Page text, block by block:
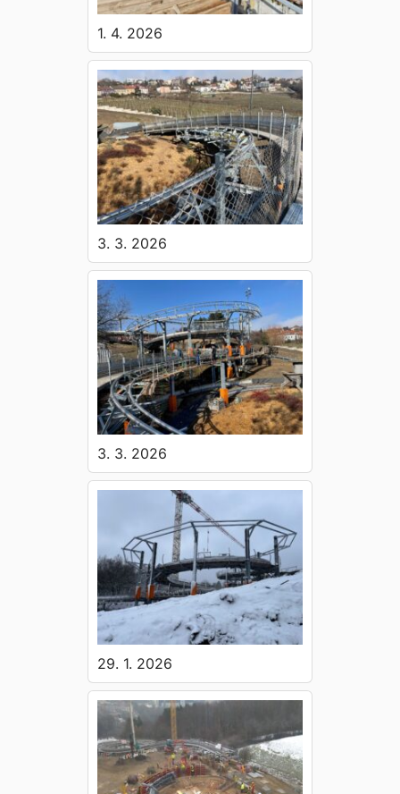
1. 4. 2026
3. 3. 2026
3. 3. 2026
29. 1. 2026